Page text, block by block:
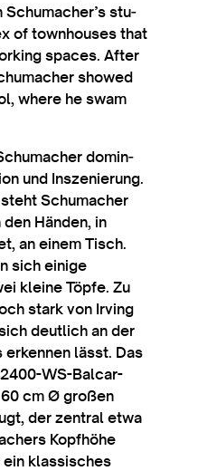
Schumacher’s stu­
of town­houses that
spaces. After
showed
where he swam
domin­
und Inszen­ier­ung.
Schu­mach­er
Händen, in
an einem Tisch.
sich ein­ige
kleine Töpfe. Zu
stark von Irving
deut­lich an der
lässt. Das
WS-Bal­car-
cm Ø großen
der zen­t­ral etwa
Kopf­höhe
klassisches